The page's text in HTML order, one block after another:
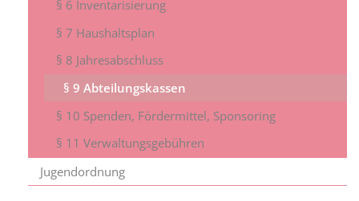
§ 6 Inventarisierung
§ 7 Haushaltsplan
§ 8 Jahresabschluss
§ 9 Abteilungskassen
§ 10 Spenden, Fördermittel, Sponsoring
§ 11 Verwaltungsgebühren
Jugendordnung